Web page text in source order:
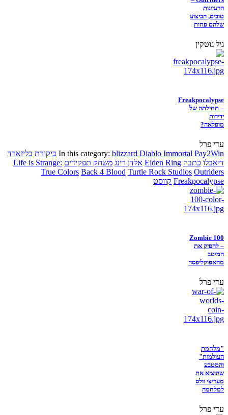
הרעיונות
טובים, הביצוע
שלהם פחות
גיל גוטקין
Freakpocalypse
– תחילתה של
ידידות
מופלאה?
עדי פרל
In this category: blizzard Diablo Immortal Pay2Win ביקורת בליזארד
דיאבלו כתבה Elden Ring אלדן רינג משחק תפקידים Life is Strange:
True Colors Back 4 Blood Turtle Rock Studios Outriders
Freakpocalypse קווסט
Zombie 100
– להפיק את
המיטב
מהאפוקליפסה
עדי פרל
"מלחמת
העולמות"
והמטבע
שהוציא את
מעריצי וולס
למלחמה
עדי פרל